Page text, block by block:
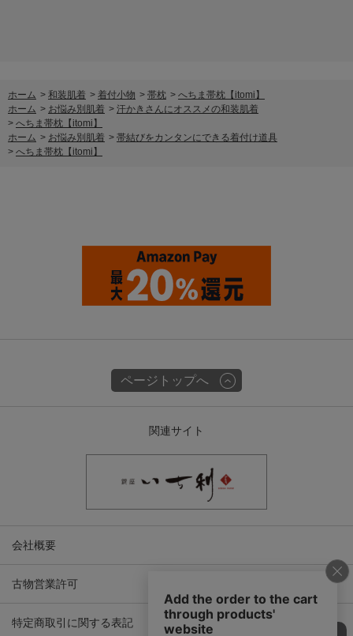
ホーム > 和装肌着 > 着付小物 > 帯枕 > へちま帯枕【itomi】
ホーム > お悩み別肌着 > 汗かきさんにオススメの和装肌着
> へちま帯枕【itomi】
ホーム > お悩み別肌着 > 帯結びをカンタンにできる着付け道具
> へちま帯枕【itomi】
ページトップへ
関連サイト
会社概要
古物営業許可
特定商取引に関する表記